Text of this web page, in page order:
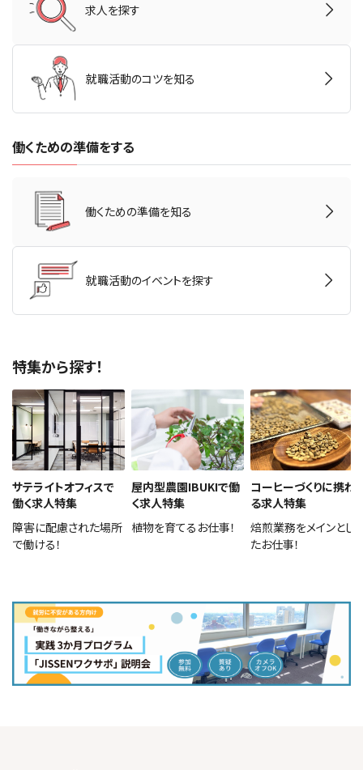
求人を探す
就職活動のコツを知る
働くための準備をする
働くための準備を知る
就職活動のイベントを探す
特集から探す！
サテライトオフィスで
働く求人特集
障害に配慮された場所
で働ける！
屋内型農園IBUKIで働
く求人特集
植物を育てるお仕事！
コーヒーづくりに携わ
る求人特集
焙煎業務をメインとし
たお仕事！